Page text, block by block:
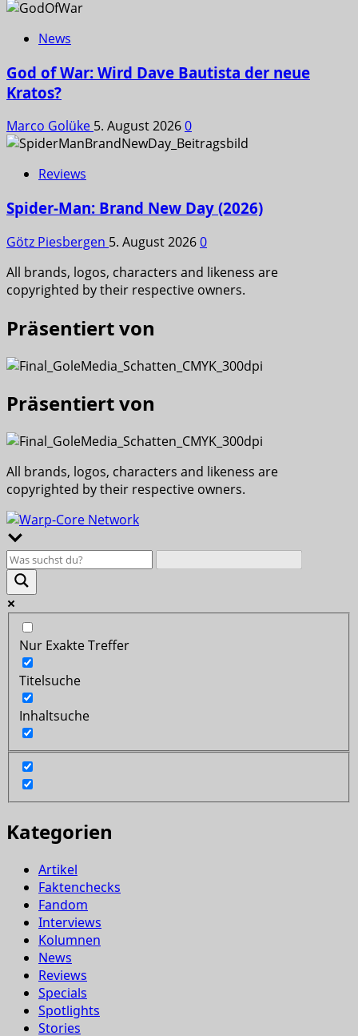
News
God of War: Wird Dave Bautista der neue
Kratos?
Marco Golüke 5. August 20260
Reviews
Spider-Man: Brand New Day (2026)
Götz Piesbergen 5. August 20260
All brands, logos, characters and likeness are
copyrighted by their respective owners.
Präsentiert von
Präsentiert von
All brands, logos, characters and likeness are
copyrighted by their respective owners.
Nur Exakte Treffer
Titelsuche
Inhaltsuche
Kategorien
Artikel
Faktenchecks
Fandom
Interviews
Kolumnen
News
Reviews
Specials
Spotlights
Stories